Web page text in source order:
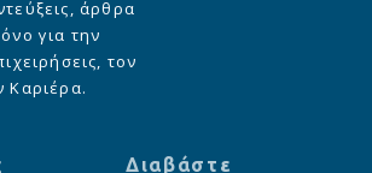
άρθρα
για την
τον
Καριέρα.
Διαβάστε